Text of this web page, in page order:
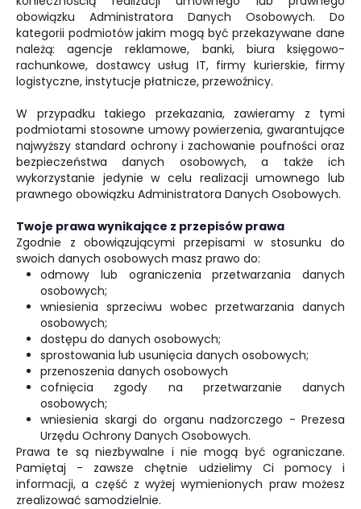
obowiązku Administratora Danych Osobowych. Do
kategorii podmiotów jakim mogą być przekazywane dane
należą: agencje reklamowe, banki, biura księgowo-
rachunkowe, dostawcy usług IT, firmy kurierskie, firmy
logistyczne, instytucje płatnicze, przewoźnicy.
W przypadku takiego przekazania, zawieramy z tymi
podmiotami stosowne umowy powierzenia, gwarantujące
najwyższy standard ochrony i zachowanie poufności oraz
bezpieczeństwa danych osobowych, a także ich
wykorzystanie jedynie w celu realizacji umownego lub
prawnego obowiązku Administratora Danych Osobowych.
Twoje prawa wynikające z przepisów prawa
Zgodnie z obowiązującymi przepisami w stosunku do
swoich danych osobowych masz prawo do:
odmowy lub ograniczenia przetwarzania danych
osobowych;
wniesienia sprzeciwu wobec przetwarzania danych
osobowych;
dostępu do danych osobowych;
sprostowania lub usunięcia danych osobowych;
przenoszenia danych osobowych
cofnięcia zgody na przetwarzanie danych
osobowych;
wniesienia skargi do organu nadzorczego - Prezesa
Urzędu Ochrony Danych Osobowych.
Prawa te są niezbywalne i nie mogą być ograniczane.
Pamiętaj - zawsze chętnie udzielimy Ci pomocy i
informacji, a część z wyżej wymienionych praw możesz
zrealizować samodzielnie.